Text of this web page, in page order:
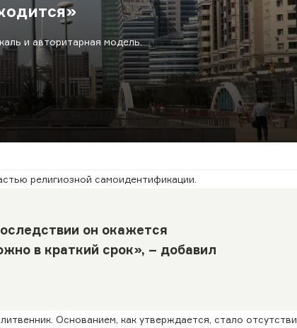
и авторитарная модель.
религиозной самоидентификации.
он окажется
в краткий срок», – добавил
Основанием, как утверждается, стало